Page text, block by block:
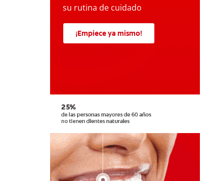
su rutina de cuidado
¡Empiece ya mismo!